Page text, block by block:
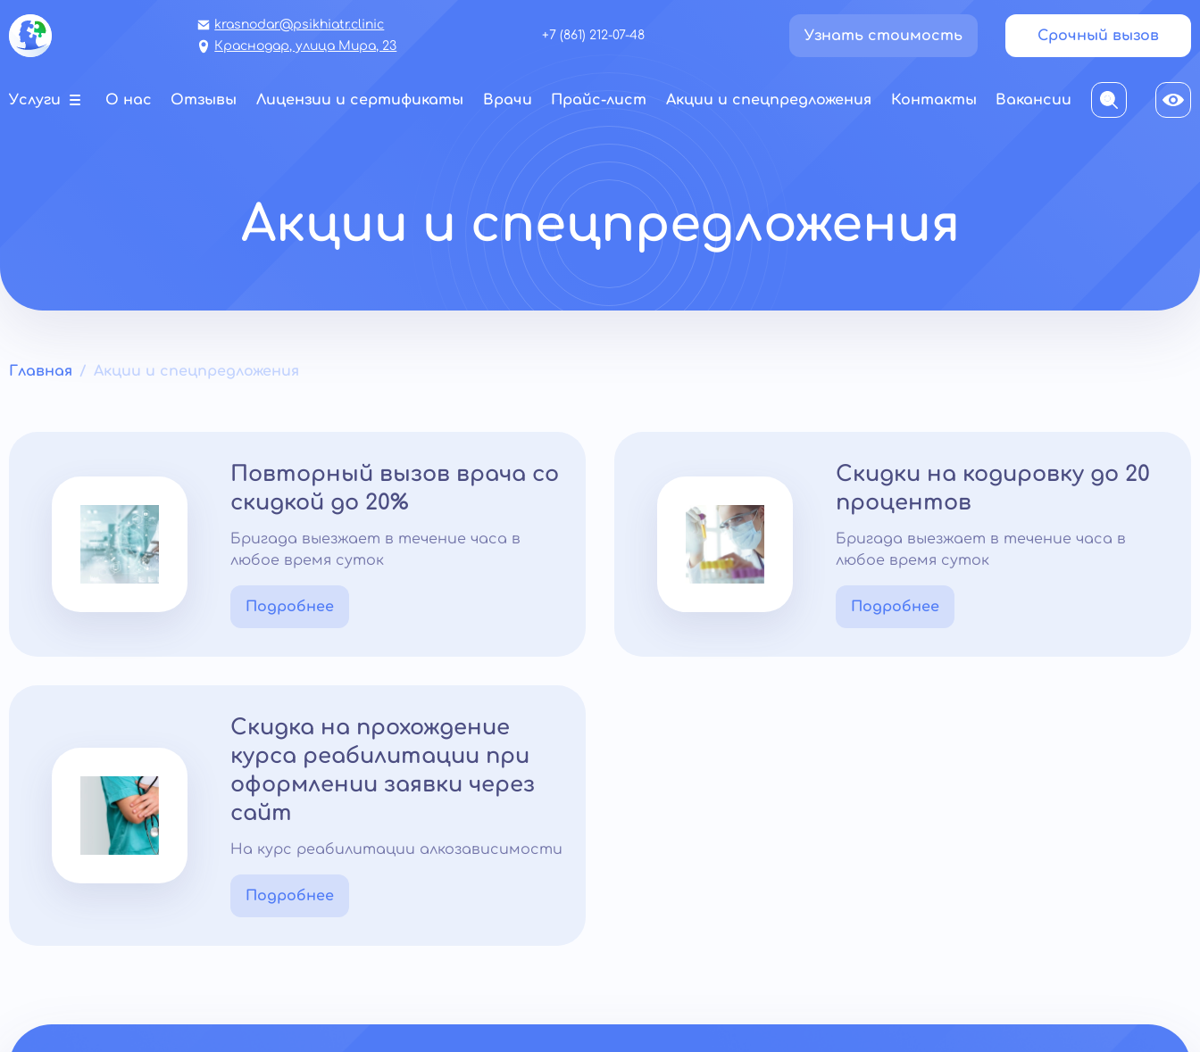
krasnodar@psikhiatr.clinic
Краснодар, улица Мира, 23
+7 (861) 212-07-48 Узнать стоимость Срочный вызов
Услуги О нас Отзывы Лицензии и сертификаты Врачи Прайс-лист Акции и спецпредложения Контакты Вакансии
Акции и спецпредложения
Главная Акции и спецпредложения
Повторный вызов врача со
скидкой до 20%
Бригада выезжает в течение часа в
любое время суток
Подробнее
Скидки на кодировку до 20
процентов
Бригада выезжает в течение часа в
любое время суток
Подробнее
Скидка на прохождение
курса реабилитации при
оформлении заявки через
сайт
На курс реабилитации алкозависимости
Подробнее